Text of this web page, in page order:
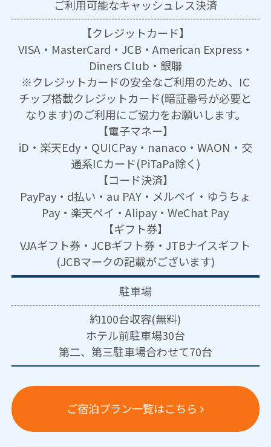
ご利用可能なキャッシュレス決済
【クレジットカード】
VISA・MasterCard・JCB・American Express・
Diners Club・銀聯
※クレジットカードの安全なご利用のため、IC
チップ搭載クレジットカード(暗証番号が必要と
なります)のご利用にご協力をお願いします。
【電子マネー】
iD・楽天Edy・QUICPay・nanaco・WAON・交
通系ICカード(PiTaPa除く)
【コード決済】
PayPay・d払い・au PAY・メルペイ・ゆうちょ
Pay・楽天ペイ・Alipay・WeChat Pay
【ギフト券】
VJAギフト券・JCBギフト券・JTBナイスギフト
(JCBマークの記載がございます)
駐車場
約100台収容(無料)
ホテル前駐車場30台
第二、第三駐車場合わせて70台
ご宿泊プラン一覧はこちら